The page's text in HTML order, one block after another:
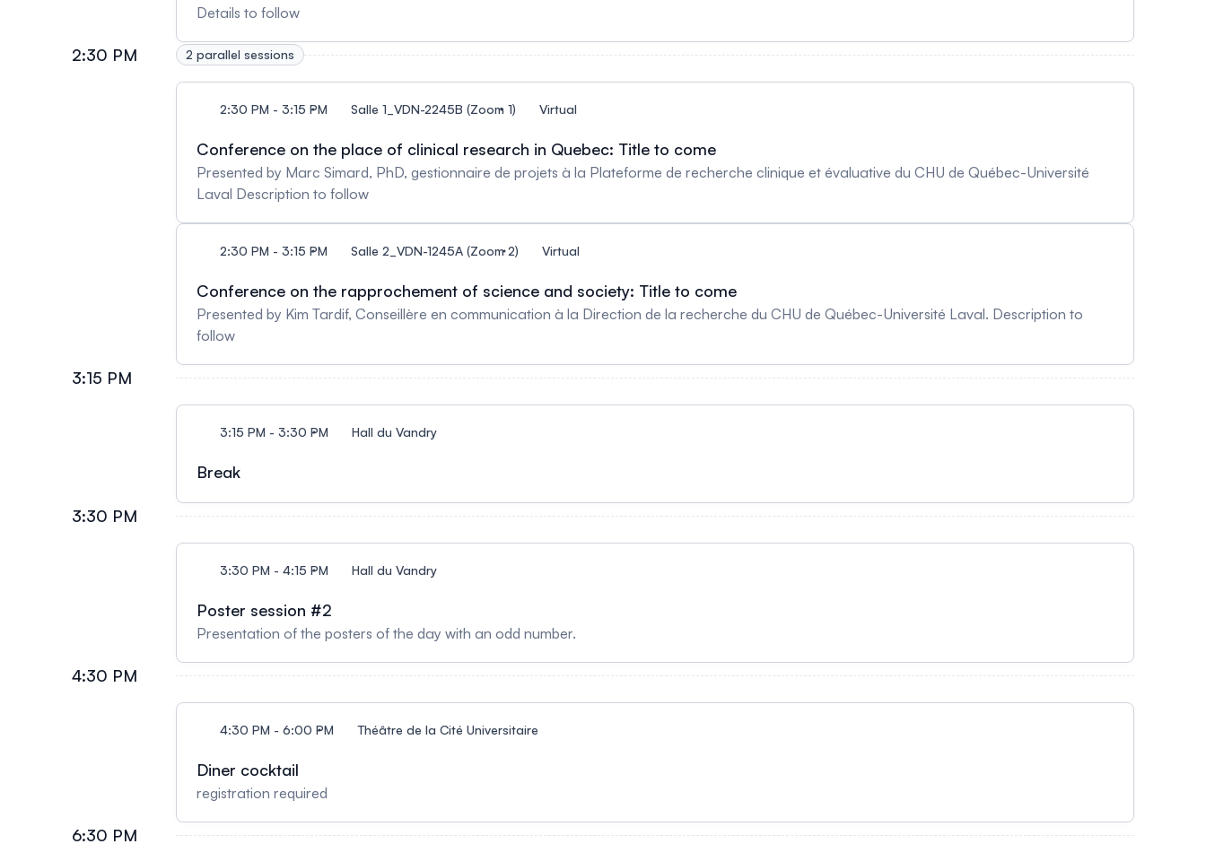
Details to follow
2:30 PM 2 parallel sessions
2:30 PM - 3:15 PM Salle 1_VDN-2245B (Zoom 1) Virtual
Conference on the place of clinical research in Quebec: Title to come
Presented by Marc Simard, PhD, gestionnaire de projets à la Plateforme de recherche clinique et évaluative du CHU de Québec-Université
Laval Description to follow
2:30 PM - 3:15 PM Salle 2_VDN-1245A (Zoom 2) Virtual
Conference on the rapprochement of science and society: Title to come
Presented by Kim Tardif, Conseillère en communication à la Direction de la recherche du CHU de Québec-Université Laval. Description to
follow
3:15 PM
3:15 PM - 3:30 PM Hall du Vandry
Break
3:30 PM
3:30 PM - 4:15 PM Hall du Vandry
Poster session #2
Presentation of the posters of the day with an odd number.
4:30 PM
4:30 PM - 6:00 PM Théâtre de la Cité Universitaire
Diner cocktail
registration required
6:30 PM